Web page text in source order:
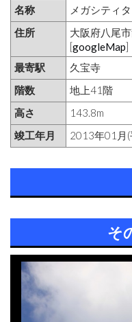
名称
メガシティ
住所
大阪府八尾
[googleMap
最寄駅
久宝寺
階数
地上41階
高さ
143.8m
竣工年月
2013年01月
そ